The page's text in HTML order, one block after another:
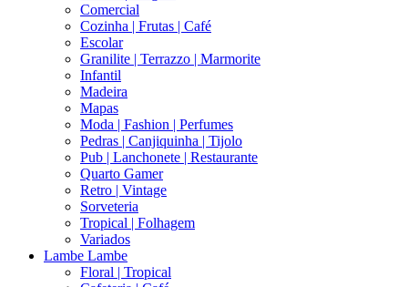
Comercial
Cozinha | Frutas | Café
Escolar
Granilite | Terrazzo | Marmorite
Infantil
Madeira
Mapas
Moda | Fashion | Perfumes
Pedras | Canjiquinha | Tijolo
Pub | Lanchonete | Restaurante
Quarto Gamer
Retro | Vintage
Sorveteria
Tropical | Folhagem
Variados
Lambe Lambe
Floral | Tropical